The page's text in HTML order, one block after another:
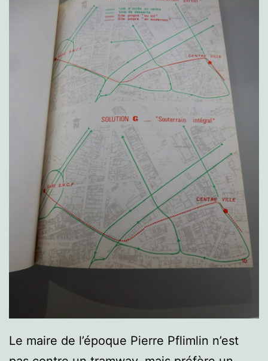
Le maire de l’époque Pierre Pflimlin n’est